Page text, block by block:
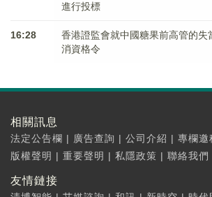
進行投標
16:28
香港證監會就中國糖果前高管的失
消資格令
相關訊息
法定公告欄 | 廣告查詢 | 公司介紹 | 專欄邀
版權聲明 | 重要聲明 | 私隱政策 | 聯絡我們
友情鏈接